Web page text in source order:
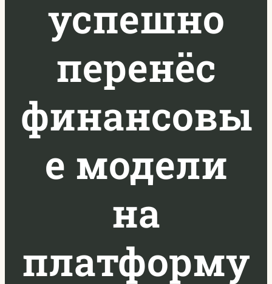
успешно
перенёс
финансовы
е модели
на
платформу